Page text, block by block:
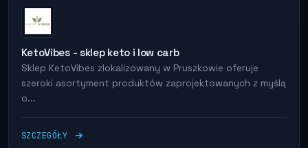
KetoVibes - sklep keto i low carb
Sklep KetoVibes zlokalizowany w Pruszkowie oferuje
szeroki asortyment produktów zaprojektowanych z myślą
o...
SZCZEGÓŁY